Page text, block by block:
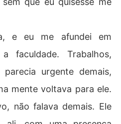
e eu me afundei em
faculdade. Trabalhos,
urgente demais,
mente voltava para ele.
não falava demais. Ele